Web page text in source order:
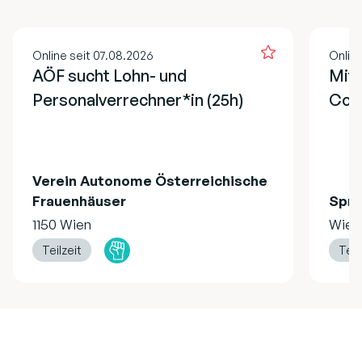
Online seit 07.08.2026
AÖF sucht Lohn- und
Personalverrechner*in (25h)
Verein Autonome Österreichische
Frauenhäuser
1150 Wien
Teilzeit
Wien